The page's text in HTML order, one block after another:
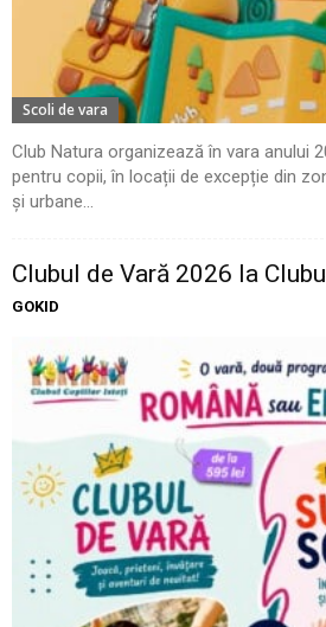
Scoli de vara
Club Natura organizează în vara anului
pentru copii, în locații de excepție din
și urbane...
Clubul de Vară 2026 la
GOKID